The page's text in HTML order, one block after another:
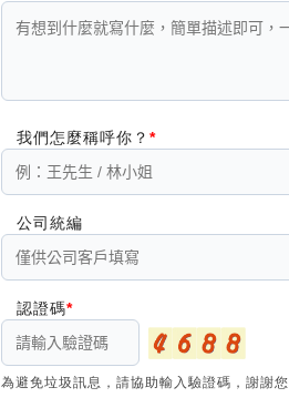
我們怎麼稱呼你？
公司統編
認證碼
為避免垃圾訊息，請協助輸入驗證碼，謝謝